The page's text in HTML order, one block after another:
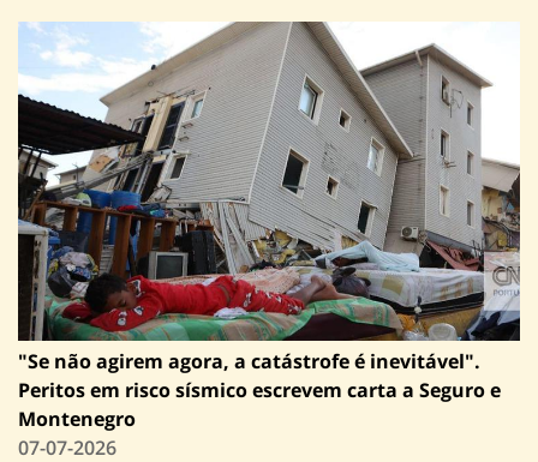
"Se não agirem agora, a catástrofe é inevitável".
Peritos em risco sísmico escrevem carta a Seguro e
Montenegro
07-07-2026